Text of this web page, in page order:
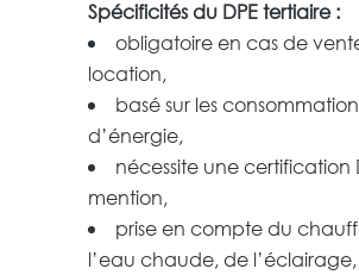
Spécificités du DPE tertiaire :
obligatoire en cas de
location,
basé sur les
d’énergie,
nécessite une certification
mention,
prise en compte du
l’eau chaude, de